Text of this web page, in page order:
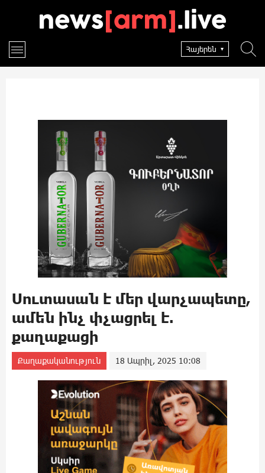
Հայերեն
Սուտասան է մեր վարչապետը,
ամեն ինչ փչացրել է.
քաղաքացի
Քաղաքականություն 18 Ապրիլ, 2025 10:08